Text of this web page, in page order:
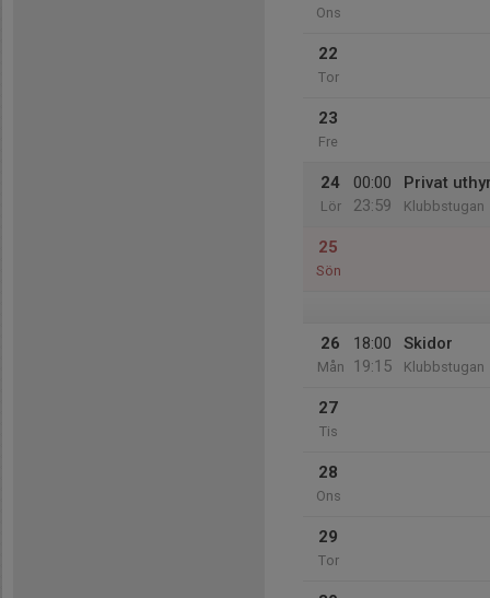
Ons
22
Tor
23
Fre
24
Lör
00:00
23:59
Privat
Klubbstugan
25
Sön
26
Mån
18:00
19:15
Skidor
Klubbstugan
27
Tis
28
Ons
29
Tor